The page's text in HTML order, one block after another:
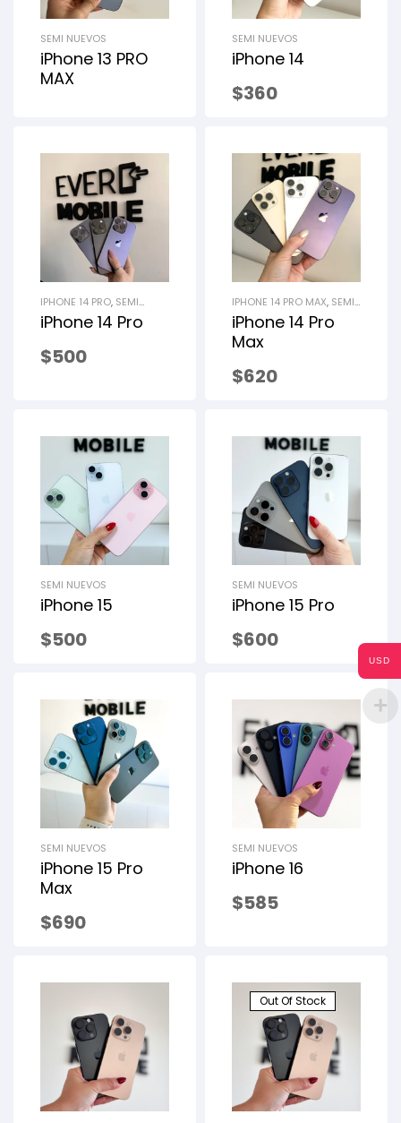
SEMI NUEVOS
iPhone 13 PRO
MAX
SEMI NUEVOS
iPhone 14
$360
IPHONE 14 PRO, SEMI
NUEVOS
iPhone 14 Pro
$500
IPHONE 14 PRO MAX, SEMI
NUEVOS
iPhone 14 Pro
Max
$620
SEMI NUEVOS
iPhone 15
$500
SEMI NUEVOS
iPhone 15 Pro
$600
SEMI NUEVOS
iPhone 15 Pro
Max
$690
SEMI NUEVOS
iPhone 16
$585
Out Of Stock
USD